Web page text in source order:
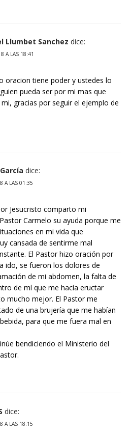
Llumbet Sanchez dice:
A LAS 18:41
oracion tiene poder y ustedes lo
pueda ser por mi mas que
gracias por seguir el ejemplo de
dice:
A LAS 01:35
Jesucristo comparto mi
Carmelo su ayuda porque me
en mi vida que
cansada de sentirme mal
El Pastor hizo oración por
ido, se fueron los dolores de
de mi abdomen, la falta de
de mí que me hacía eructar
mucho mejor. El Pastor me
de una brujería que me habían
para que me fuera mal en
bendiciendo el Ministerio del
dice:
A LAS 18:15